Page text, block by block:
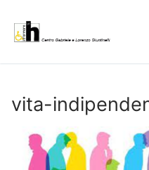
contenuto
vita-